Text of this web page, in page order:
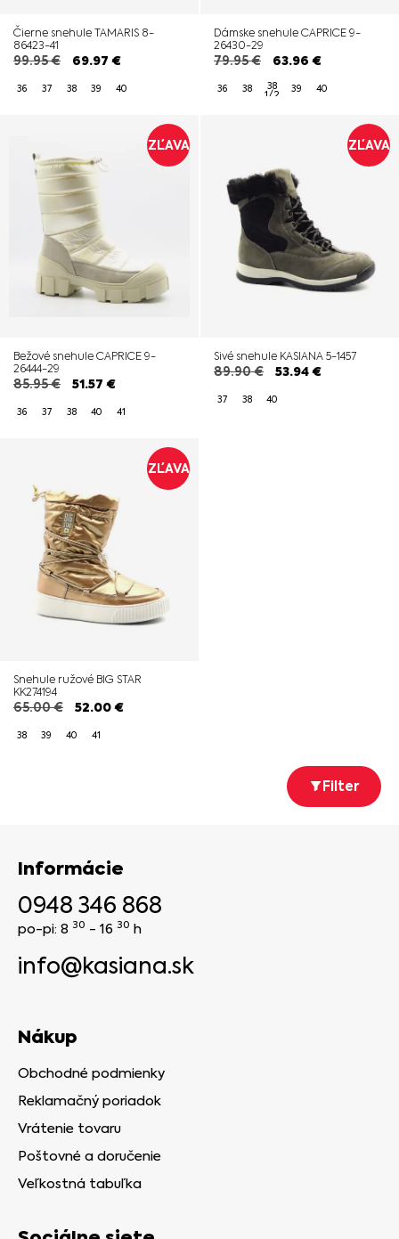
Čierne snehule TAMARIS 8-
86423-41
99.95€ 69.97 €
36 37 38 39 40
Dámske snehule CAPRICE 9-
26430-29
79.95€ 63.96 €
36 38 38
1/2
39 40
ZĽAVA
Bežové snehule CAPRICE 9-
26444-29
85.95€ 51.57 €
36 37 38 40 41
ZĽAVA
Sivé snehule KASIANA 5-1457
89.90€ 53.94€
37 38 40
ZĽAVA
Snehule ružové BIG STAR
KK274194
65.00€ 52.00€
38 39 40 41
Filter
Informácie
0948 346 868
po-pi: 8 30 - 16 30 h
info@kasiana.sk
Nákup
Obchodné podmienky
Reklamačný poriadok
Vrátenie tovaru
Poštovné a doručenie
Veľkostná tabuľka